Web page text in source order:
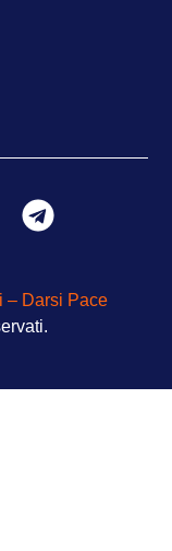
– Darsi Pace